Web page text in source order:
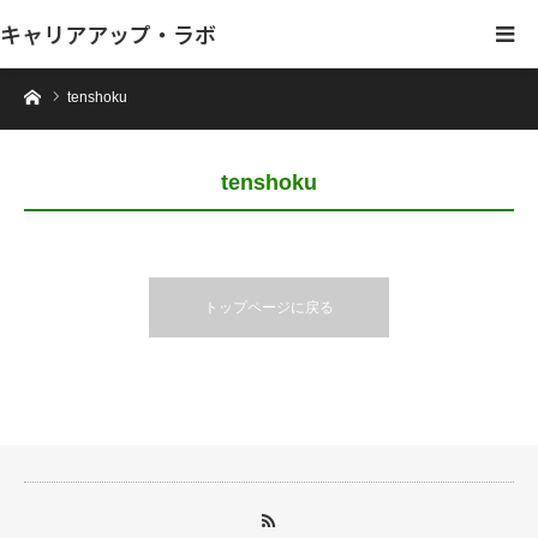
キャリアアップ・ラボ
ホームtenshoku
tenshoku
トップページに戻る